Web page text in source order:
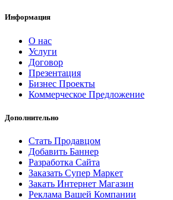
Информация
О нас
Услуги
Договор
Презентация
Бизнес Проекты
Коммерческое Предложение
Дополнительно
Стать Продавцом
Добавить Баннер
Разработка Сайта
Заказать Супер Маркет
Закать Интернет Магазин
Реклама Вашей Компании